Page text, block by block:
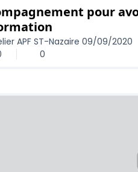
pour avoir de
APF ST-Nazaire 09/09/2020
0